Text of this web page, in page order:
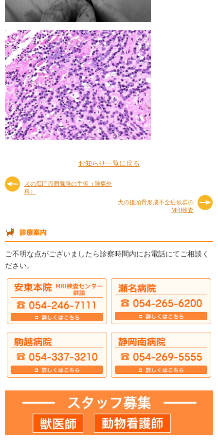
お知らせ一覧に戻る
犬の肛門周囲腺腫の手術（腫瘍外
科）
犬の後頭骨形成不全症候群の
MRI検査
ご不明な点がございましたら診察時間内にお電話にてご相談く
ださい。